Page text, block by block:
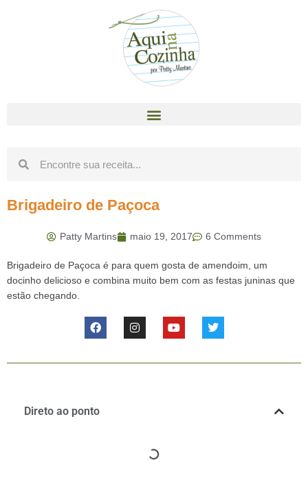
Brigadeiro de Paçoca
Patty Martins maio 19, 2017 6 Comments
Brigadeiro de Paçoca é para quem gosta de amendoim, um
docinho delicioso e combina muito bem com as festas juninas que
estão chegando.
Direto ao ponto